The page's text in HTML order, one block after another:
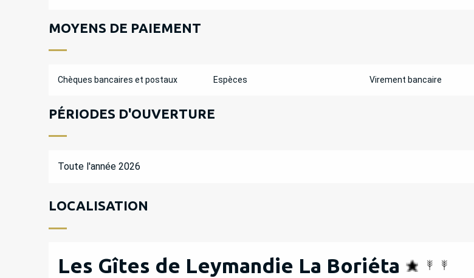
MOYENS DE PAIEMENT
Chèques bancaires et postaux Espèces Virement bancaire
PÉRIODES D'OUVERTURE
Toute l'année 2026
LOCALISATION
Les Gîtes de Leymandie La Boriéta